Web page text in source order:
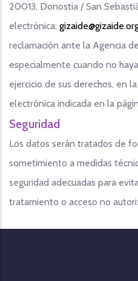
20013, Donostia / San
electrónica:
reclamación ante la Agencia
especialmente cuando no
ejercicio de sus derechos, en
electrónica indicada en la
Seguridad
Los datos serán tratados de
sometimiento a medidas
seguridad adecuadas para
tratamiento o acceso no